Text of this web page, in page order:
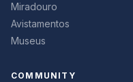
Miradouro
Avistamentos
Museus
COMMUNITY